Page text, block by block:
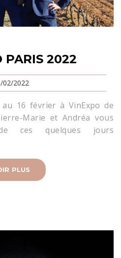
PARIS 2022
02/2022
16 février à VinExpo de
Marie et Andréa vous
ces quelques jours
PLUS